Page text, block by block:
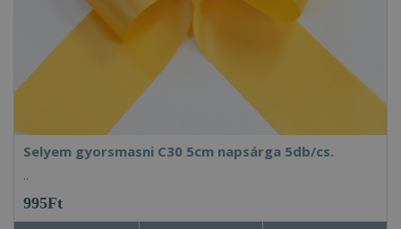
Selyem gyorsmasni C30 5cm napsárga 5db/cs.
..
995Ft